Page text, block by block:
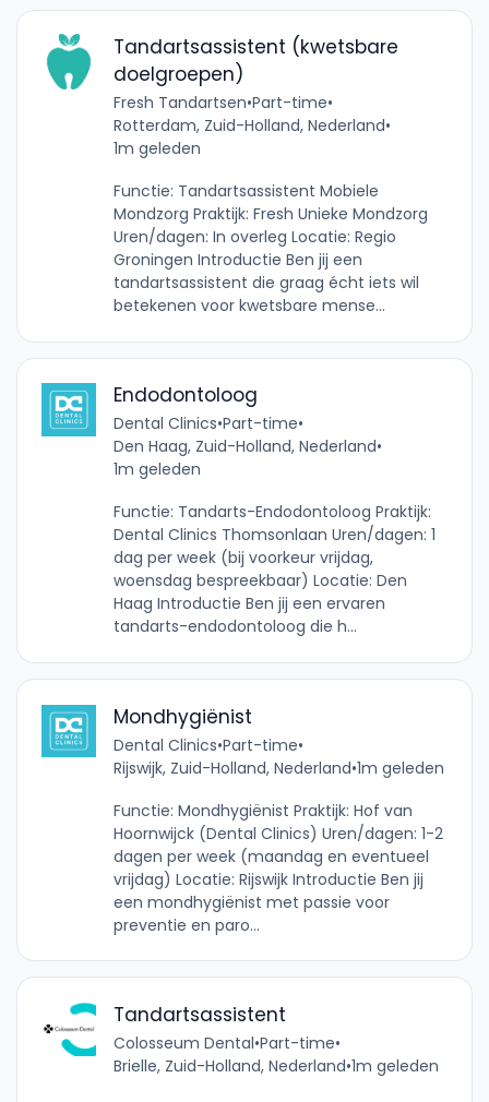
Tandartsassistent (kwetsbare
doelgroepen)
Fresh Tandartsen•Part-time•
Rotterdam, Zuid-Holland, Nederland•
1m geleden
Functie: Tandartsassistent Mobiele
Mondzorg Praktijk: Fresh Unieke Mondzorg
Uren/dagen: In overleg Locatie: Regio
Groningen Introductie Ben jij een
tandartsassistent die graag écht iets wil
betekenen voor kwetsbare mense...
Endodontoloog
Dental Clinics•Part-time•
Den Haag, Zuid-Holland, Nederland•
1m geleden
Functie: Tandarts-Endodontoloog Praktijk:
Dental Clinics Thomsonlaan Uren/dagen: 1
dag per week (bij voorkeur vrijdag,
woensdag bespreekbaar) Locatie: Den
Haag Introductie Ben jij een ervaren
tandarts-endodontoloog die h...
Mondhygiënist
Dental Clinics•Part-time•
Rijswijk, Zuid-Holland, Nederland•1m geleden
Functie: Mondhygiënist Praktijk: Hof van
Hoornwijck (Dental Clinics) Uren/dagen: 1-2
dagen per week (maandag en eventueel
vrijdag) Locatie: Rijswijk Introductie Ben jij
een mondhygiënist met passie voor
preventie en paro...
Tandartsassistent
Colosseum Dental•Part-time•
Brielle, Zuid-Holland, Nederland•1m geleden